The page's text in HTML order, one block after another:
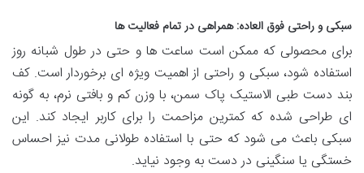
سبکی و راحتی فوق العاده: همراهی در تمام فعالیت ها
برای محصولی که ممکن است ساعت ها و حتی در طول شبانه روز
استفاده شود، سبکی و راحتی از اهمیت ویژه ای برخوردار است. کف
بند دست طبی الاستیک پاک سمن، با وزن کم و بافتی نرم، به گونه
ای طراحی شده که کمترین مزاحمت را برای کاربر ایجاد کند. این
سبکی باعث می شود که حتی با استفاده طولانی مدت نیز احساس
خستگی یا سنگینی در دست به وجود نیاید.